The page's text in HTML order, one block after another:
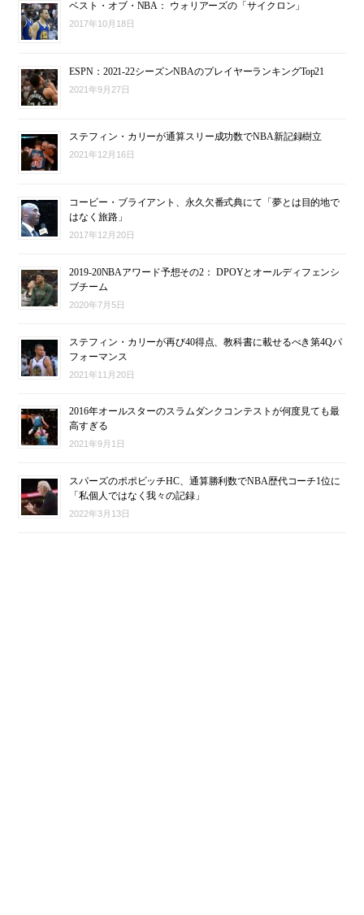
ベスト・オブ・NBA： ウォリアーズの「サイクロン」
2017年10月18日
ESPN：2021-22シーズンNBAのプレイヤーランキングTop21
2021年9月27日
ステフィン・カリーが通算スリー成功数でNBA新記録樹立
2021年12月16日
コービー・ブライアント、永久欠番式典にて「夢とは目的地で
はなく旅路」
2017年12月20日
2019-20NBAアワード予想その2： DPOYとオールディフェンシ
ブチーム
2020年7月5日
ステフィン・カリーが再び40得点、教科書に載せるべき第4Qパ
フォーマンス
2021年11月20日
2016年オールスターのスラムダンクコンテストが何度見ても最
高すぎる
2021年9月1日
スパーズのポポビッチHC、通算勝利数でNBA歴代コーチ1位に
「私個人ではなく我々の記録」
2022年3月13日